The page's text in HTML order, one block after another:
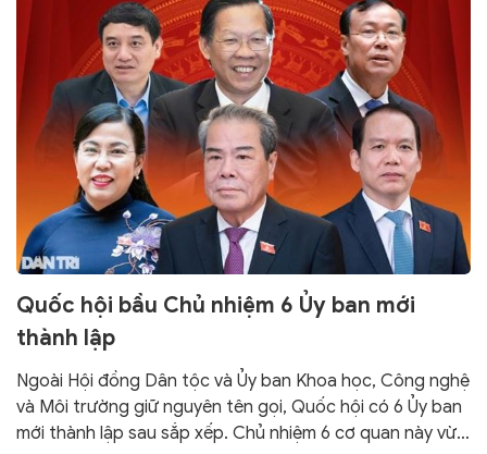
Quốc hội bầu Chủ nhiệm 6 Ủy ban mới
thành lập
Ngoài Hội đồng Dân tộc và Ủy ban Khoa học, Công nghệ
và Môi trường giữ nguyên tên gọi, Quốc hội có 6 Ủy ban
mới thành lập sau sắp xếp. Chủ nhiệm 6 cơ quan này vừa